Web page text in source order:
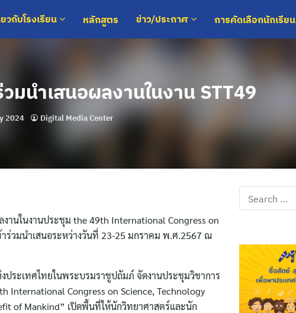
ยวกับโรงเรียน หลักสูตร ข่าว/ประกาศ การคัดเลือกนักเรียน
มนำเสนอผลงานในงาน STT49
2024 Digital Media Center
านในงานประชุม the 49th International Congress on
าร่วมนำเสนอระหว่างวันที่ 23-25 มกราคม พ.ศ.2567 ณ
ระเทศไทยในพระบรมราชูปถัมภ์ จัดงานประชุมวิชาการ
International Congress on Science, Technology
of Mankind” เปิดพื้นที่ให้นักวิทยาศาสตร์และนัก
Search
for: